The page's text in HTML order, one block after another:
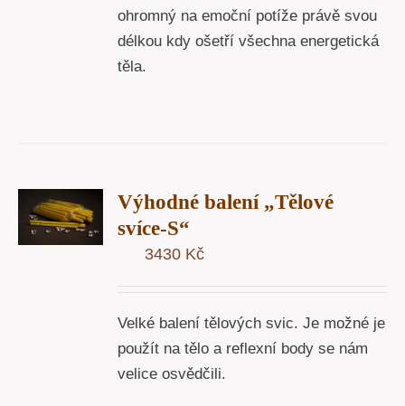
ohromný na emoční potíže právě svou
délkou kdy ošetří všechna energetická
těla.
Výhodné balení „Tělové
svíce-S“
3430 Kč
Velké balení tělových svic. Je možné je
použít na tělo a reflexní body se nám
velice osvědčili.